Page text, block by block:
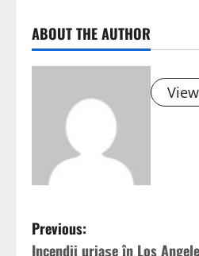
ABOUT THE AUTHOR
P
Previous:
Incendii uriaşe în Los